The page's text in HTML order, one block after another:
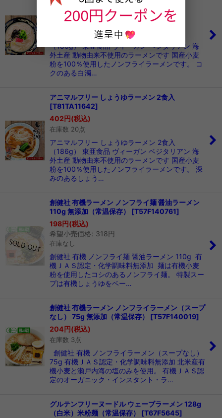
円(税込)
在庫数 11点
アニマルフリー とんこつ風ラーメン 2食入
（186g） 東亜食品 ヴィーガン ベジタリアン 海
外土産 動物由来不使用のラーメンです 国産小麦
粉を100％使用したノンフライラーメンです。 コ
クのある白濁…
アニマルフリー しょうゆラーメン 2食入
[T81TA11642]
402円(税込)
在庫数 20点
アニマルフリー しょうゆラーメン 2食入
（186g） 東亜食品 ヴィーガン ベジタリアン 海
外土産 動物由来不使用のラーメンです 国産小麦
粉を100％使用したノンフライラーメンです。 深
みのあるしょう…
創健社 有機ラーメン ノンフライ麺 醤油ラーメン
110g 無添加（常温保存）
[T57F140761]
198円(税込)
希望小売価格: 318円
在庫なし
創健社 有機 ノンフライ麺 醤油ラーメン 110g 有
機ＪＡＳ認定・化学調味料無添加 麺は有機小麦
粉を使用したコシのあるノンフライ麺。 特製スー
プは有機しょうゆをベー…
創健社 有機ラーメン ノンフライラーメン（スープ
なし） 75g 無添加（常温保存）
[T57F140019]
204円(税込)
在庫数 3点
創健社 有機 ノンフライラーメン（スープなし）
75g 有機ＪＡＳ認定・化学調味料無添加 北米産有
機小麦と瀬戸内海の塩のみを使用。 有機ＪＡＳ認
定のオーガニック・インスタント・ラ…
グルテンフリーヌードル ウェーブラーメン 128g
（白米）米粉麺（常温保存）
[T67F5645]